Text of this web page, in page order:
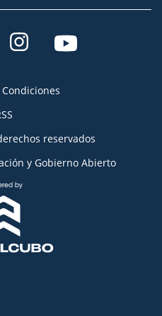
reservados
y Gobierno Abierto